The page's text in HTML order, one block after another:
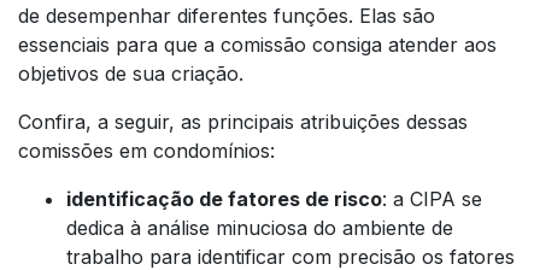
de desempenhar diferentes funções. Elas são
essenciais para que a comissão consiga atender aos
objetivos de sua criação.
Confira, a seguir, as principais atribuições dessas
comissões em condomínios:
identificação de fatores de risco: a CIPA se
dedica à análise minuciosa do ambiente de
trabalho para identificar com precisão os fatores